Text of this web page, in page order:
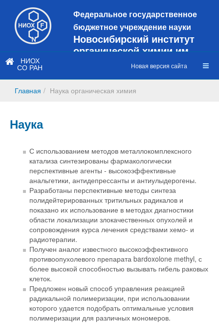
Федеральное государственное
бюджетное учреждение науки
Новосибирский институт
органической химии им.
Н.Н. Ворожцова
сайт
НИОХ
СО РАН Новая версия сайта
Главная Наука органическая химия
Наука
С использованием методов металлокомплексного
катализа синтезированы фармакологически
перспективные агенты - высокоэффективные
анальгетики, антидепрессанты и антиулыдерогены.
Разработаны перспективные методы синтеза
полидейтерированных тритильных радикалов и
показано их использование в методах диагностики
области локализации злокачественных опухолей и
сопровождения курса лечения средствами хемо- и
радиотерапии.
Получен аналог известного высокоэффективного
противоопухолевого препарата bardoxolone methyl, с
более высокой способностью вызывать гибель раковых
клеток.
Предложен новый способ управления реакцией
радикальной полимеризации, при использовании
которого удается подобрать оптимальные условия
полимеризации для различных мономеров.